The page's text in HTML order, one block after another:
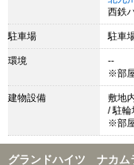
西鉄
駐車場 駐車
環境
--
※部
建物設備
敷地
/ 駐輪
※部
グランドハイツ ナカム